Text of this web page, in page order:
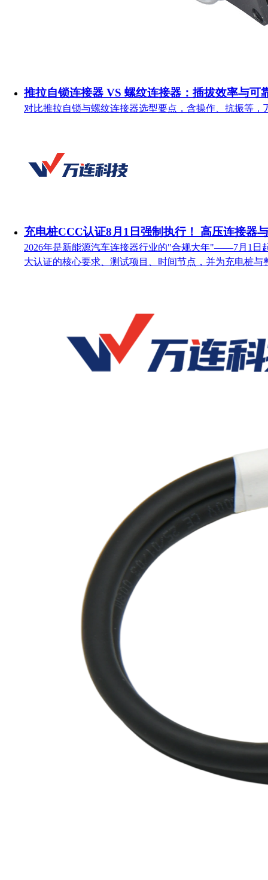
推拉自锁连接器 VS 螺纹连接器：插拔效率与可
对比推拉自锁与螺纹连接器选型要点，含操作、抗振等，
充电桩CCC认证8月1日强制执行！ 高压连接器
2026年是新能源汽车连接器行业的"合规大年"——7月1日
大认证的核心要求、测试项目、时间节点，并为充电桩